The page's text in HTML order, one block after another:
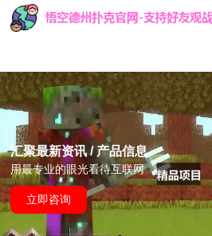
汇聚最新资讯 / 产品信息
用最专业的眼光看待互联网
立即咨询